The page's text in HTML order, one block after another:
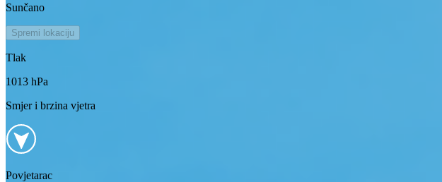
Sunčano
Spremi lokaciju
Tlak
1013 hPa
Smjer i brzina vjetra
Povjetarac